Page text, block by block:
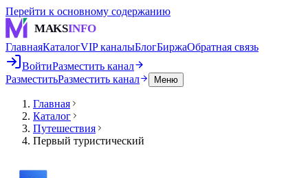
Перейти к основному содержанию
MAKSINFO
ГлавнаяКаталогVIP каналыБлогБиржаОбратная связь
ВойтиРазместить канал
РазместитьРазместить канал Меню
Главная
Каталог
Путешествия
Первый туристический